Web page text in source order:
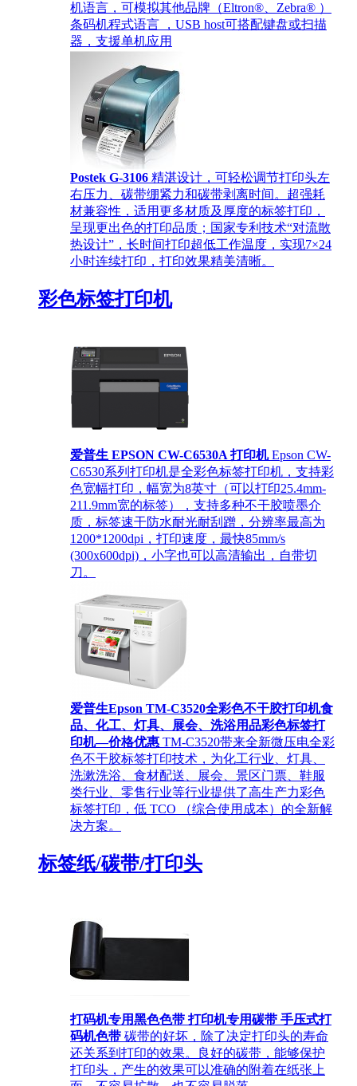
机语言，可模拟其他品牌（Eltron®、Zebra® ）
条码机程式语言 ，USB host可搭配键盘或扫描
器，支援单机应用
Postek G-3106 精湛设计，可轻松调节打印头左
右压力、碳带绷紧力和碳带剥离时间。超强耗
材兼容性，适用更多材质及厚度的标签打印，
呈现更出色的打印品质；国家专利技术“对流散
热设计”，长时间打印超低工作温度，实现7×24
小时连续打印，打印效果精美清晰。
彩色标签打印机
爱普生 EPSON CW-C6530A 打印机 Epson CW-
C6530系列打印机是全彩色标签打印机，支持彩
色宽幅打印，幅宽为8英寸（可以打印25.4mm-
211.9mm宽的标签），支持多种不干胶喷墨介
质，标签速干防水耐光耐刮蹭，分辨率最高为
1200*1200dpi，打印速度，最快85mm/s
(300x600dpi)，小字也可以高清输出，自带切
刀。
爱普生Epson TM-C3520全彩色不干胶打印机食
品、化工、灯具、展会、洗浴用品彩色标签打
印机—价格优惠 TM-C3520带来全新微压电全彩
色不干胶标签打印技术，为化工行业、灯具、
洗漱洗浴、食材配送、展会、景区门票、鞋服
类行业、零售行业等行业提供了高生产力彩色
标签打印，低 TCO （综合使用成本）的全新解
决方案。
标签纸/碳带/打印头
打码机专用黑色色带 打印机专用碳带 手压式打
码机色带 碳带的好坏，除了决定打印头的寿命
还关系到打印的效果。良好的碳带，能够保护
打印头，产生的效果可以准确的附着在纸张上